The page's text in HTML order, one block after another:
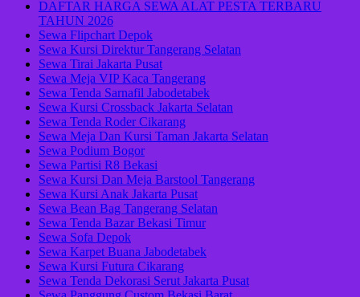
DAFTAR HARGA SEWA ALAT PESTA TERBARU
TAHUN 2026
Sewa Flipchart Depok
Sewa Kursi Direktur Tangerang Selatan
Sewa Tirai Jakarta Pusat
Sewa Meja VIP Kaca Tangerang
Sewa Tenda Sarnafil Jabodetabek
Sewa Kursi Crossback Jakarta Selatan
Sewa Tenda Roder Cikarang
Sewa Meja Dan Kursi Taman Jakarta Selatan
Sewa Podium Bogor
Sewa Partisi R8 Bekasi
Sewa Kursi Dan Meja Barstool Tangerang
Sewa Kursi Anak Jakarta Pusat
Sewa Bean Bag Tangerang Selatan
Sewa Tenda Bazar Bekasi Timur
Sewa Sofa Depok
Sewa Karpet Buana Jabodetabek
Sewa Kursi Futura Cikarang
Sewa Tenda Dekorasi Serut Jakarta Pusat